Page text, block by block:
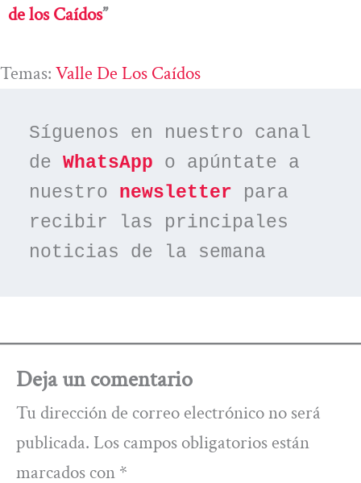
de los Caídos”
Temas: Valle De Los Caídos
Síguenos en nuestro canal
de WhatsApp o apúntate a
nuestro newsletter para
recibir las principales
noticias de la semana
Deja un comentario
Tu dirección de correo electrónico no será
publicada. Los campos obligatorios están
marcados con *